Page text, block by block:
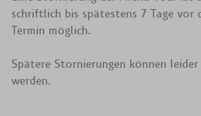
schriftlich bis spätestens 7 Tage vor
Termin möglich.
Spätere Stornierungen können
werden.